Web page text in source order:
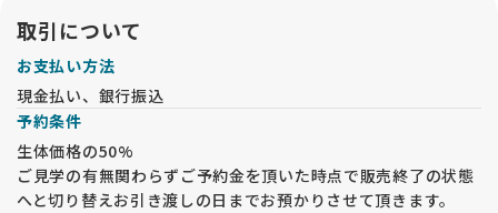
取引について
お支払い方法
現金払い、銀行振込
予約条件
生体価格の50%
ご見学の有無関わらずご予約金を頂いた時点で販売終了の状態
へと切り替えお引き渡しの日までお預かりさせて頂きます。